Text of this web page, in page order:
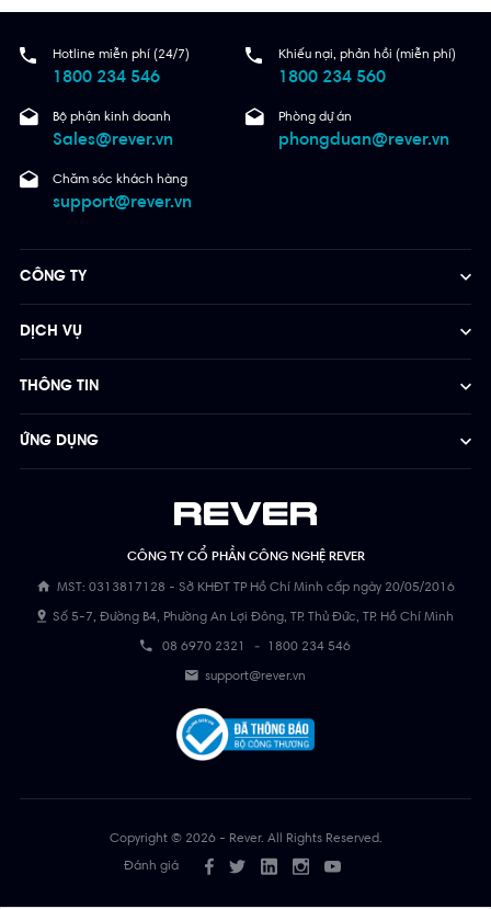
Hotline miễn phí (24/7)
1800 234 546
Khiếu nại, phản hồi (miễn phí)
1800 234 560
Bộ phận kinh doanh
Sales@rever.vn
Phòng dự án
phongduan@rever.vn
Chăm sóc khách hàng
support@rever.vn
CÔNG TY CỔ PHẦN CÔNG NGHỆ REVER
MST: 0313817128 - Sở KHĐT TP Hồ Chí Minh cấp ngày 20/05/2016
Số 5-7, Đường B4, Phường An Lợi Đông, TP. Thủ Đức, TP. Hồ Chí Minh
08 6970 2321 - 1800 234 546
support@rever.vn
CÔNG TY
DỊCH VỤ
THÔNG TIN
ỨNG DỤNG
Copyright © 2026 - Rever. All Rights Reserved.
Đánh giá